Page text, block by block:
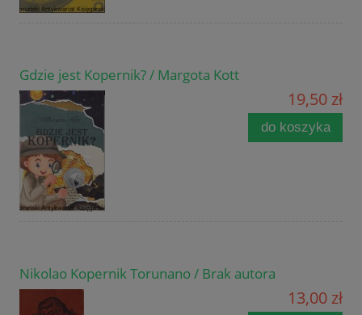
Gdzie jest Kopernik? / Margota Kott
19,50 zł
do koszyka
Nikolao Kopernik Torunano / Brak autora
13,00 zł